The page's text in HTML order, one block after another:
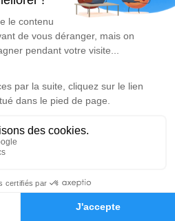
Hommages
la mémoire d’André
d’arbre hommage est
Je rends hommage